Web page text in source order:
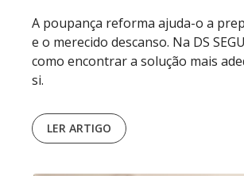
A poupança reforma ajuda-o a
e o merecido descanso. Na DS
como encontrar a solução mais
si.
LER ARTIGO